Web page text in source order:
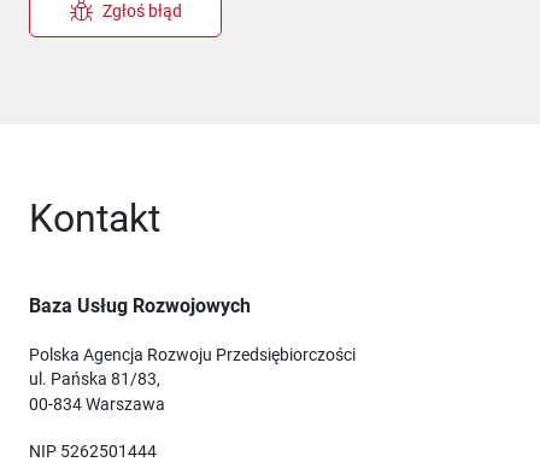
Zgłoś błąd
Kontakt
Baza Usług Rozwojowych
Polska Agencja Rozwoju Przedsiębiorczości
ul. Pańska 81/83,
00-834 Warszawa
NIP 5262501444